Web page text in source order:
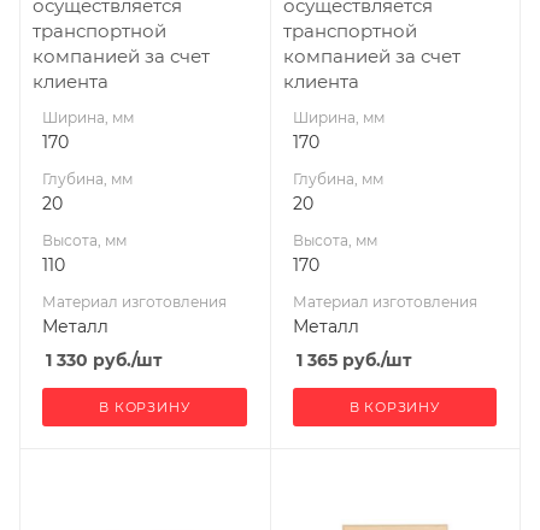
осуществляется
транспортной
компанией за счет
клиента
Ширина, мм
170
Глубина, мм
20
Высота, мм
110
Материал изготовления
Металл
1 330 руб./шт
В КОРЗИНУ
осуществляется
транспортной
компанией за счет
клиента
Ширина, мм
170
Глубина, мм
20
Высота, мм
170
Материал изготовления
Металл
1 365руб./шт
В КОРЗИНУ